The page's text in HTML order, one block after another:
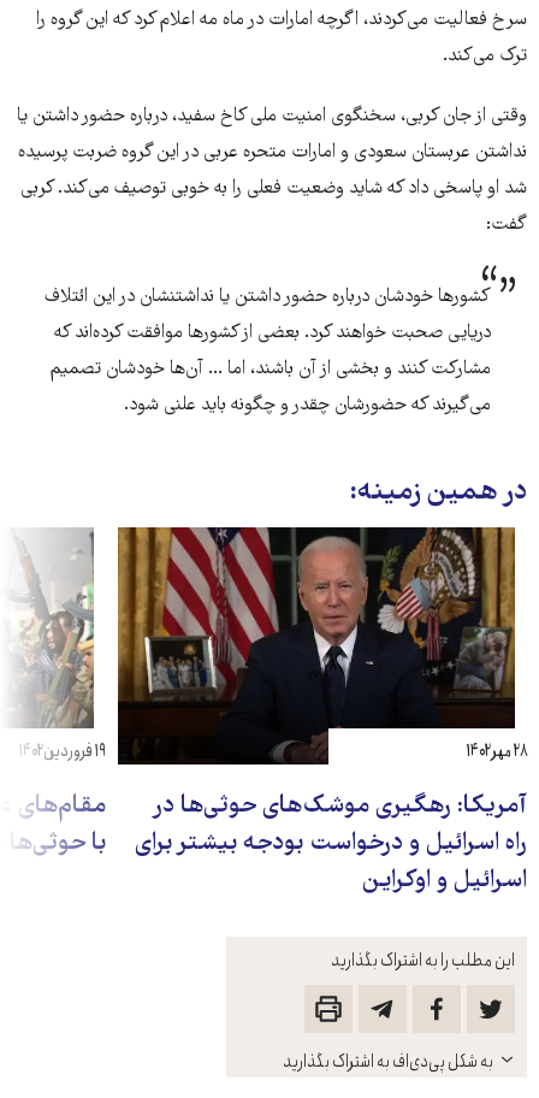
این مطلب را به اشتراک بگذارید
باز
کنید
به شکل پی‌دی‌اف به اشتراک بگذارید
سرخ فعالیت می‌کردند، اگرچه امارات در ماه مه اعلام کرد که این گروه را
ترک می‌کند.
وقتی از جان کربی، سخنگوی امنیت ملی کاخ سفید، درباره حضور داشتن یا
نداشتن عربستان سعودی و امارات متحره عربی در این گروه ضربت پرسیده
شد او پاسخی داد که شاید وضعیت فعلی را به خوبی توصیف می‌کند. کربی
گفت:
کشورها خودشان درباره حضور داشتن یا نداشتنشان در این ائتلاف
دریایی صحبت خواهند کرد. بعضی از کشورها موافقت کرده‌اند که
مشارکت کنند و بخشی از آن باشند، اما ... آن‌ها خودشان تصمیم
می‌گیرند که حضورشان چقدر و چگونه باید علنی شود.
در همین زمینه:
آمریکا: رهگیری موشک‌های حوثی‌ها در
راه اسرائیل و درخواست بودجه بیشتر برای
اسرائیل و اوکراین
۲۸ مهر ۱۴۰۲
مقام‌های
با
۱۹ فروردین ۱۴۰۲